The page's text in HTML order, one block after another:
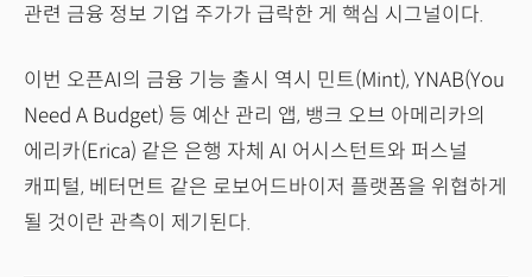
관련 금융 정보 기업 주가가 급락한 게 핵심 시그널이다.
이번 오픈AI의 금융 기능 출시 역시 민트(Mint), YNAB(You
Need A Budget) 등 예산 관리 앱, 뱅크 오브 아메리카의
에리카(Erica) 같은 은행 자체 AI 어시스턴트와 퍼스널
캐피털, 베터먼트 같은 로보어드바이저 플랫폼을 위협하게
될 것이란 관측이 제기된다.